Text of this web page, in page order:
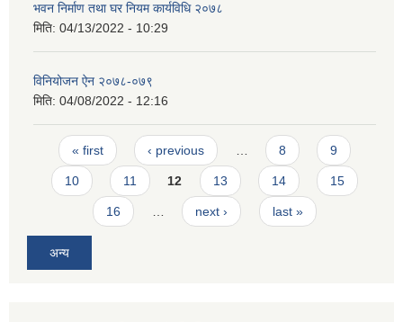
भवन निर्माण तथा घर नियम कार्यविधि २०७८
मिति: 04/13/2022 - 10:29
विनियोजन ऐन २०७८-०७९
मिति: 04/08/2022 - 12:16
Pages
« first ‹ previous 8 9
10 11 12 13 14 15
16 next › last »
अन्य